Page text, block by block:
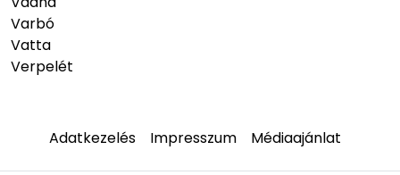
Varbó
Vatta
Verpelét
Adatkezelés Impresszum Médiaajánlat